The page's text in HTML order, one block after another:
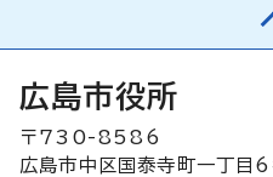
広島市役所
〒730-8586
広島市中区国泰寺町一丁目